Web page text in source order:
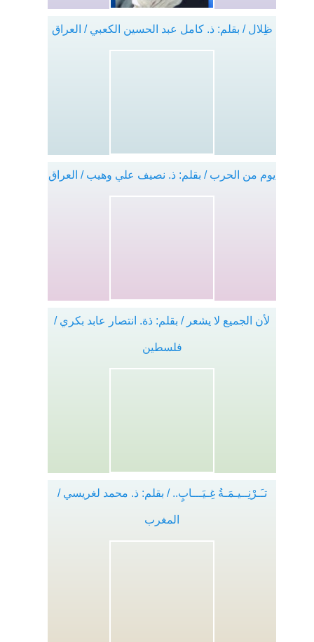
ظِلال / بقلم: ذ. كامل عبد الحسين الكعبي / العراق
يوم من الحرب / بقلم: ذ. نصيف علي وهيب / العراق
لأن الجميع لا يشعر / بقلم: ذة. انتصار عابد بكري /
فلسطين
تـَـرْنِــيـمَـةُ غِـيَـــابٍ.. / بقلم: ذ. محمد لغريسي /
المغرب